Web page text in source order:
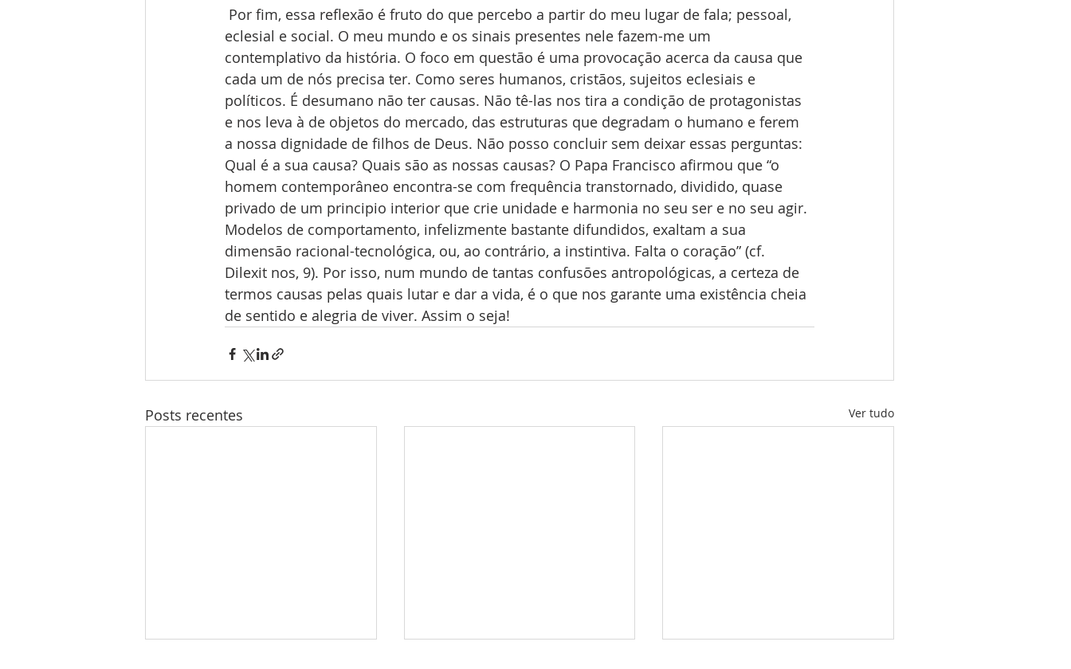
eclesial e social. O meu mundo e os sinais presentes nele fazem-me um
contemplativo da história. O foco em questão é uma provocação acerca da causa que
cada um de nós precisa ter. Como seres humanos, cristãos, sujeitos eclesiais e
políticos. É desumano não ter causas. Não tê-las nos tira a condição de protagonistas
e nos leva à de objetos do mercado, das estruturas que degradam o humano e ferem
a nossa dignidade de filhos de Deus. Não posso concluir sem deixar essas perguntas:
Qual é a sua causa? Quais são as nossas causas? O Papa Francisco afirmou que “o
homem contemporâneo encontra-se com frequência transtornado, dividido, quase
privado de um principio interior que crie unidade e harmonia no seu ser e no seu agir.
Modelos de comportamento, infelizmente bastante difundidos, exaltam a sua
dimensão racional-tecnológica, ou, ao contrário, a instintiva. Falta o coração” (cf.
Dilexit nos, 9). Por isso, num mundo de tantas confusões antropológicas, a certeza de
termos causas pelas quais lutar e dar a vida, é o que nos garante uma existência cheia
de sentido e alegria de viver. Assim o seja!
Posts recentes Ver tudo